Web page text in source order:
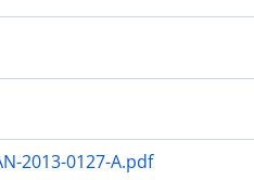
2013-0127-A.pdf